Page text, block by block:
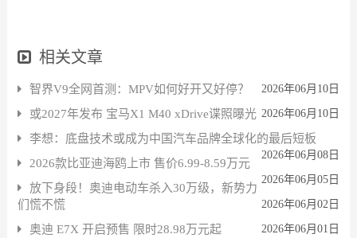
相关文章
智界V9全网首测：MPV如何好开又好停？ 2026年06月10日
或2027年发布 宝马X1 M40 xDrive谍照曝光 2026年06月10日
李想：底盘技术或成为中国汽车品牌全球化的最后短板
2026年06月08日
2026款比亚迪海鸥上市 售价6.99-8.59万元
2026年06月05日
放下身段！奥迪电动车杀入30万级，新势力
们慌不慌
2026年06月02日
奥迪 E7X 开启预售 限时28.98万元起 2026年06月01日